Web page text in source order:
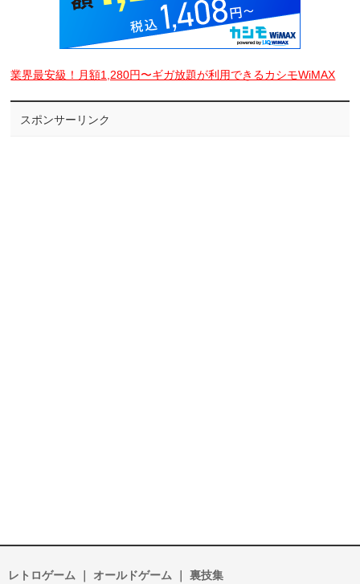
業界最安級！月額1,280円〜ギガ放題が利用できるカシモWiMAX
スポンサーリンク
レトロゲーム ｜ オールドゲーム ｜ 裏技集